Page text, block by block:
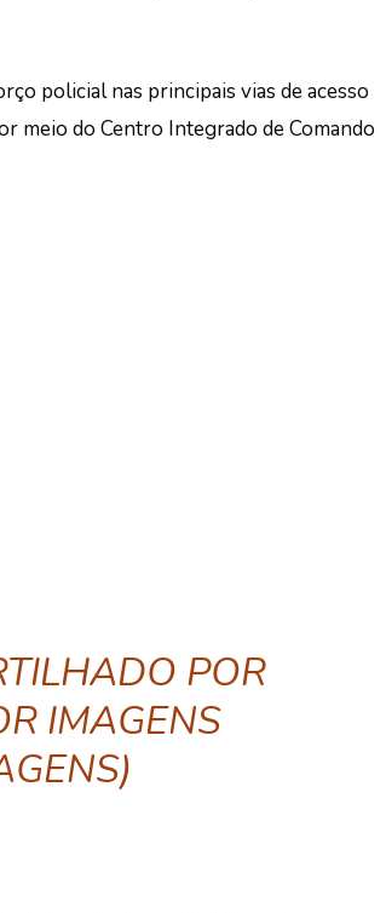
policial nas principais vias de acesso
meio do Centro Integrado de Comando
POR
IMAGENS